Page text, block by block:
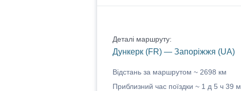
Деталі маршруту:
Дункерк (FR) — Запоріжжя (UA)
Відстань за маршрутом ~ 2698 км
Приблизний час поїздки ~ 1 д 5 ч 39 м